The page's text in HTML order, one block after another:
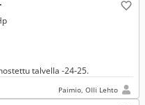
talvella -24-25.
Paimio, Olli Lehto